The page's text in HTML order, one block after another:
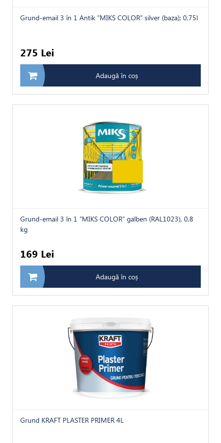
Grund-email 3 în 1 Antik ”MIKS COLOR” silver (baza); 0,75l
275 Lei
Adaugă în coș
Grund-email 3 în 1 ”MIKS COLOR” galben (RAL1023), 0,8
kg
169 Lei
Adaugă în coș
Grund KRAFT PLASTER PRIMER 4L